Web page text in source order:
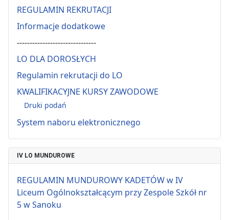
REGULAMIN REKRUTACJI
Informacje dodatkowe
-------------------------------
LO DLA DOROSŁYCH
Regulamin rekrutacji do LO
KWALIFIKACYJNE KURSY ZAWODOWE
Druki podań
System naboru elektronicznego
IV LO MUNDUROWE
REGULAMIN MUNDUROWY KADETÓW w IV
Liceum Ogólnokształcącym przy Zespole Szkół nr
5 w Sanoku